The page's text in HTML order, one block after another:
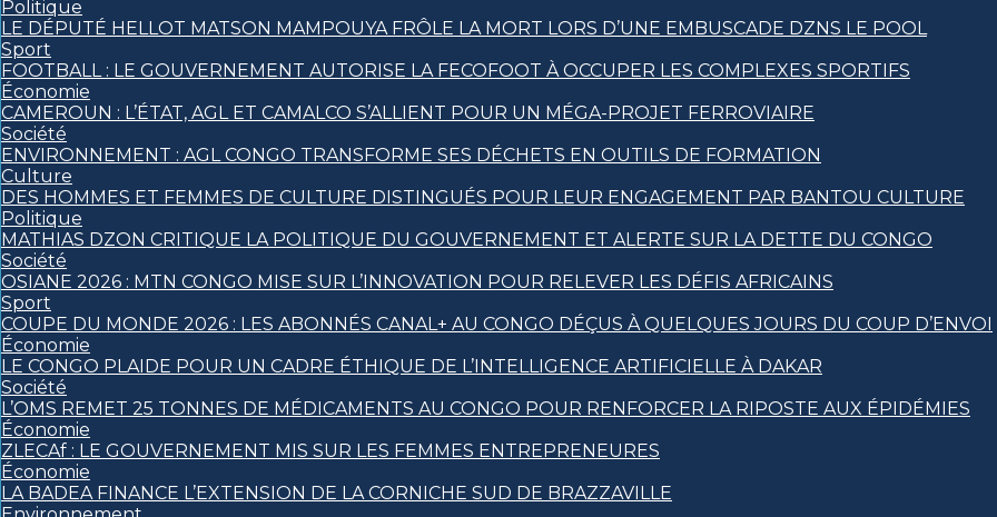
Politique
LE DÉPUTÉ HELLOT MATSON MAMPOUYA FRÔLE LA MORT LORS D’UNE EMBUSCADE DZNS LE POOL
Sport
FOOTBALL : LE GOUVERNEMENT AUTORISE LA FECOFOOT À OCCUPER LES COMPLEXES SPORTIFS
Économie
CAMEROUN : L’ÉTAT, AGL ET CAMALCO S’ALLIENT POUR UN MÉGA-PROJET FERROVIAIRE
Société
ENVIRONNEMENT : AGL CONGO TRANSFORME SES DÉCHETS EN OUTILS DE FORMATION
Culture
DES HOMMES ET FEMMES DE CULTURE DISTINGUÉS POUR LEUR ENGAGEMENT PAR BANTOU CULTURE
Politique
MATHIAS DZON CRITIQUE LA POLITIQUE DU GOUVERNEMENT ET ALERTE SUR LA DETTE DU CONGO
Société
OSIANE 2026 : MTN CONGO MISE SUR L’INNOVATION POUR RELEVER LES DÉFIS AFRICAINS
Sport
COUPE DU MONDE 2026 : LES ABONNÉS CANAL+ AU CONGO DÉÇUS À QUELQUES JOURS DU COUP D’ENVOI
Économie
LE CONGO PLAIDE POUR UN CADRE ÉTHIQUE DE L’INTELLIGENCE ARTIFICIELLE À DAKAR
Société
L’OMS REMET 25 TONNES DE MÉDICAMENTS AU CONGO POUR RENFORCER LA RIPOSTE AUX ÉPIDÉMIES
Économie
ZLECAf : LE GOUVERNEMENT MIS SUR LES FEMMES ENTREPRENEURES
Économie
LA BADEA FINANCE L’EXTENSION DE LA CORNICHE SUD DE BRAZZAVILLE